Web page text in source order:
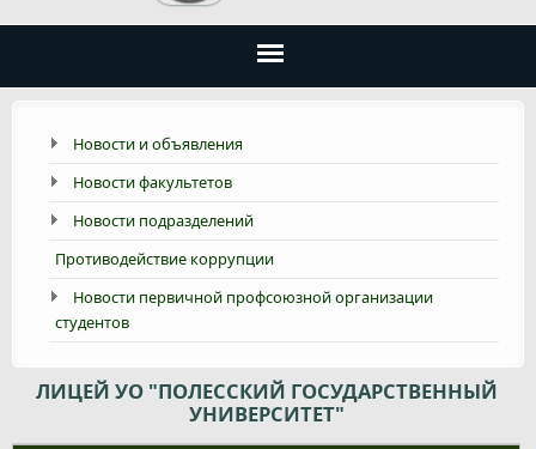
Новости и объявления
Новости факультетов
Новости подразделений
Противодействие коррупции
Новости первичной профсоюзной организации
студентов
ЛИЦЕЙ УО "ПОЛЕССКИЙ ГОСУДАРСТВЕННЫЙ
УНИВЕРСИТЕТ"